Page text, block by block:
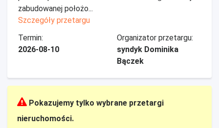
zabudowanej położo...
Szczegóły przetargu
Termin:
2026-08-10
Organizator przetargu:
syndyk Dominika
Bączek
Pokazujemy tylko wybrane przetargi
nieruchomości.